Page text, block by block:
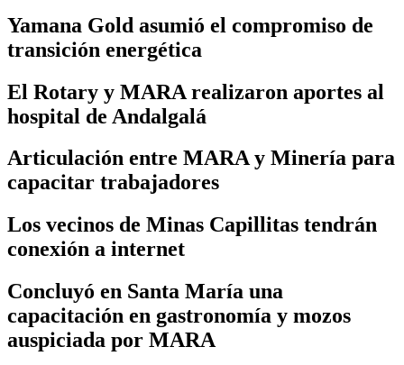
Yamana Gold asumió el compromiso de
transición energética
El Rotary y MARA realizaron aportes al
hospital de Andalgalá
Articulación entre MARA y Minería para
capacitar trabajadores
Los vecinos de Minas Capillitas tendrán
conexión a internet
Concluyó en Santa María una
capacitación en gastronomía y mozos
auspiciada por MARA